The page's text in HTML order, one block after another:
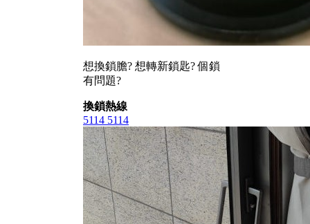
想換鎖膽? 想轉新鎖匙? 個鎖
有問題?
換鎖熱線
5114 5114